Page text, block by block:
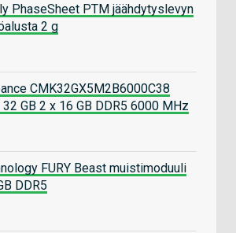
PhaseSheet PTM jäähdytyslevyn
2 g
CMK32GX5M2B6000C38
GB 2 x 16 GB DDR5 6000 MHz
FURY Beast muistimoduuli
DDR5